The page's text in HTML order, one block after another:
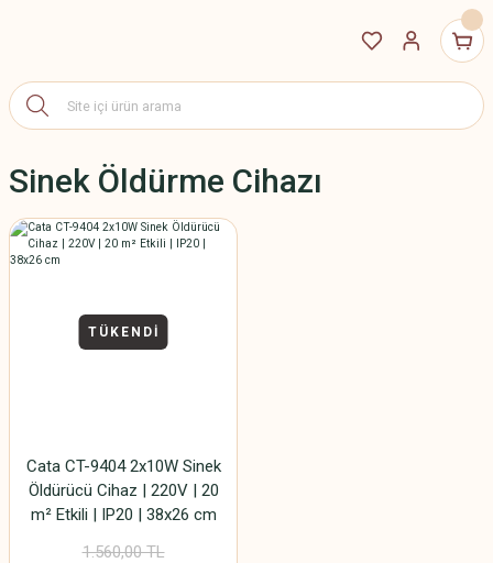
Sinek Öldürme Cihazı
TÜKENDİ
Cata CT-9404 2x10W Sinek
Öldürücü Cihaz | 220V | 20
m² Etkili | IP20 | 38x26 cm
1.560,00 TL